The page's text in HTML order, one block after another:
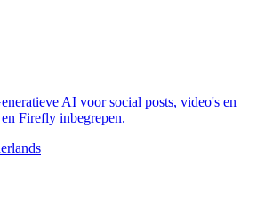
AI voor social posts, video's en
Firefly inbegrepen.